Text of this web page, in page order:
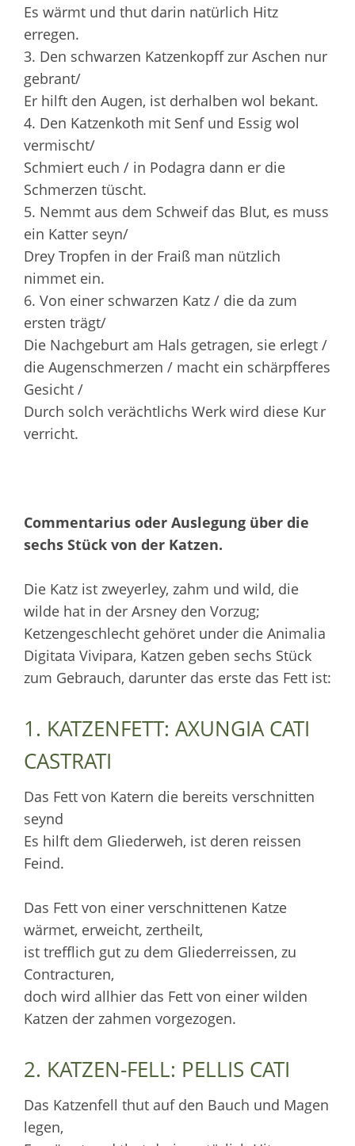
Es wärmt und thut darin natürlich Hitz
erregen.
3. Den schwarzen Katzenkopff zur Aschen nur
gebrant/
Er hilft den Augen, ist derhalben wol bekant.
4. Den Katzenkoth mit Senf und Essig wol
vermischt/
Schmiert euch / in Podagra dann er die
Schmerzen tüscht.
5. Nemmt aus dem Schweif das Blut, es muss
ein Katter seyn/
Drey Tropfen in der Fraiß man nützlich
nimmet ein.
6. Von einer schwarzen Katz / die da zum
ersten trägt/
Die Nachgeburt am Hals getragen, sie erlegt /
die Augenschmerzen / macht ein schärpfferes
Gesicht /
Durch solch verächtlichs Werk wird diese Kur
verricht.
Commentarius oder Auslegung über die
sechs Stück von der Katzen.
Die Katz ist zweyerley, zahm und wild, die
wilde hat in der Arsney den Vorzug;
Ketzengeschlecht gehöret under die Animalia
Digitata Vivipara, Katzen geben sechs Stück
zum Gebrauch, darunter das erste das Fett ist:
1. KATZENFETT: AXUNGIA CATI
CASTRATI
Das Fett von Katern die bereits verschnitten
seynd
Es hilft dem Gliederweh, ist deren reissen
Feind.
Das Fett von einer verschnittenen Katze
wärmet, erweicht, zertheilt,
ist trefflich gut zu dem Gliederreissen, zu
Contracturen,
doch wird allhier das Fett von einer wilden
Katzen der zahmen vorgezogen.
2. KATZEN-FELL: PELLIS CATI
Das Katzenfell thut auf den Bauch und Magen
legen,